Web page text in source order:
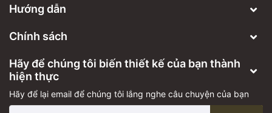
Xem thêm mẫu cúp kim loại
tượng nhé
Hướng dẫn
Chính sách
Hãy để chúng tôi biến thiết kế của bạn thành
hiện thực
Hãy để lại email để chúng tôi lắng nghe câu chuyện của bạn